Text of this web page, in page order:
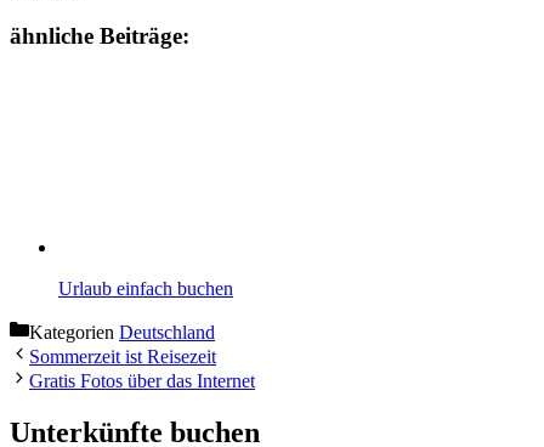
ähnliche Beiträge:
Urlaub einfach buchen
Kategorien Deutschland
Sommerzeit ist Reisezeit
Gratis Fotos über das Internet
Unterkünfte buchen